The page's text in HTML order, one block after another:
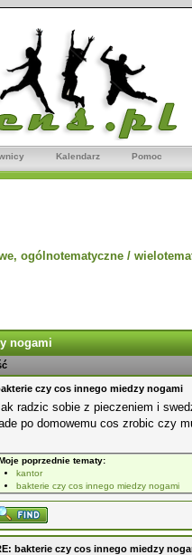
Kalendarz Pomoc
ogólnotematyczne /
nogami
czy cos innego miedzy nogami
radzic sobie z pieczeniem i
po domowemu cos zrobic czy
poprzednie tematy:
kantor
bakterie czy cos innego miedzy nogami
bakterie czy cos innego miedzy